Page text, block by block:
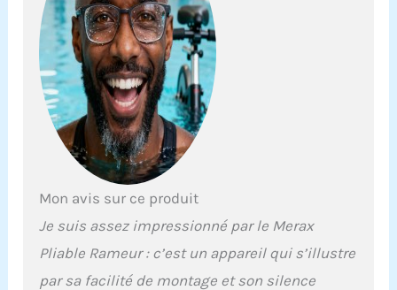
expérience d'aviron fluide
et silencieuse, vous
permettant de vous
concentrer sur votre
parcours de remise en
forme [Réservoir d'eau
robuste] Le rameur est
doté d'un réservoir d'eau
diamètre de 500 mm, qui
offre une expérience
apaisante [Assemblage
sophistiqué] Le rameur
Mon avis sur ce produit
Je suis assez impressionné par le Merax
Pliable Rameur : c’est un appareil qui s’illustre
par sa facilité de montage et son silence